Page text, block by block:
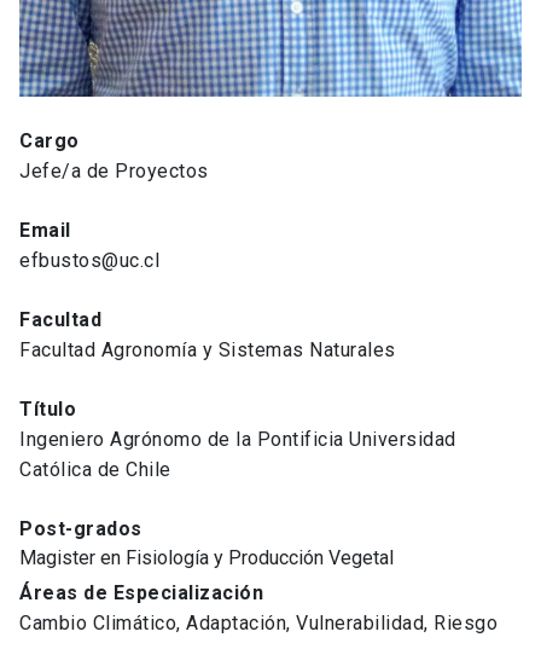
Cargo
Jefe/a de Proyectos
Email
efbustos@uc.cl
Facultad
Facultad Agronomía y Sistemas Naturales
Título
Ingeniero Agrónomo de la Pontificia Universidad
Católica de Chile
Post-grados
Magister en Fisiología y Producción Vegetal
Áreas de Especialización
Cambio Climático, Adaptación, Vulnerabilidad, Riesgo